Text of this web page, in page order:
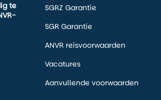
te
SGRZ Garantie
SGR Garantie
ANVR reisvoorwaarden
Vacatures
Aanvullende voorwaarden